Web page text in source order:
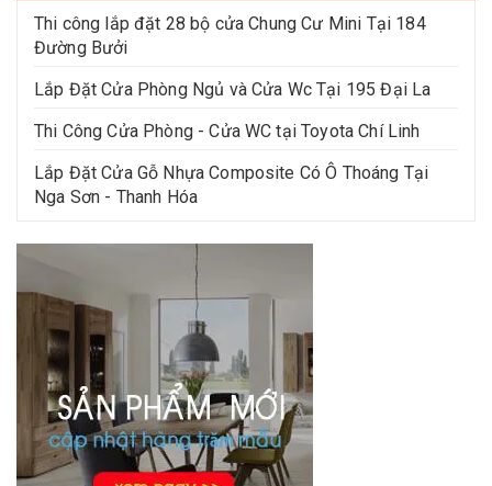
Thi công lắp đặt 28 bộ cửa Chung Cư Mini Tại 184
Đường Bưởi
Lắp Đặt Cửa Phòng Ngủ và Cửa Wc Tại 195 Đại La
Thi Công Cửa Phòng - Cửa WC tại Toyota Chí Linh
Lắp Đặt Cửa Gỗ Nhựa Composite Có Ô Thoáng Tại
Nga Sơn - Thanh Hóa